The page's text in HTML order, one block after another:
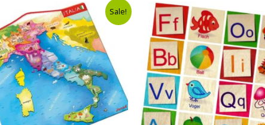
Sale!
Algne
hind
oli:
€14,80.
Current
price
is:
€9,99.
hind
oli:
€9,80.
price
is:
€7,49.